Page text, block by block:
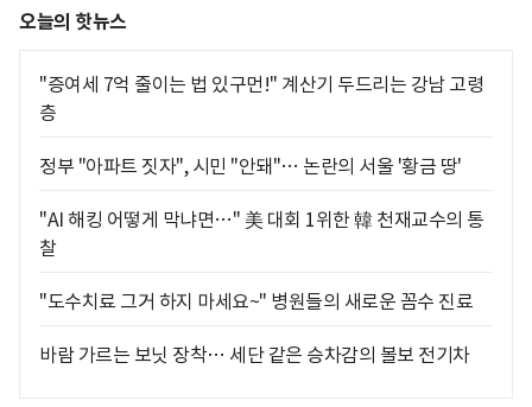
오늘의 핫뉴스
"증여세 7억 줄이는 법 있구먼!" 계산기 두드리는 강남 고령
층
정부 "아파트 짓자", 시민 "안돼"… 논란의 서울 '황금 땅'
"AI 해킹 어떻게 막냐면…" 美 대회 1위한 韓 천재교수의 통
찰
"도수치료 그거 하지 마세요~" 병원들의 새로운 꼼수 진료
바람 가르는 보닛 장착… 세단 같은 승차감의 볼보 전기차